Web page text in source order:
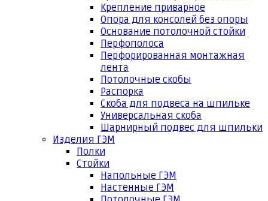
Крепление приварное
Опора для консолей без опоры
Основание потолочной стойки
Перфополоса
Перфорированная монтажная
лента
Потолочные скобы
Распорка
Скоба для подвеса на шпильке
Универсальная скоба
Шарнирный подвес для шпильки
Изделия ГЭМ
Полки
Стойки
Напольные ГЭМ
Настенные ГЭМ